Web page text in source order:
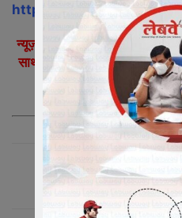
https://
न्यूज़ इंडिया 365 के व्हाट्सएप
साथ अपने को अपडेट रखने के
आप स्वयं जुड़े और अपने